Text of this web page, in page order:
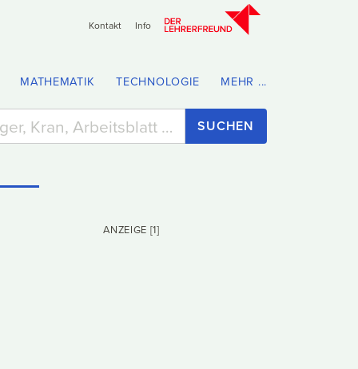
Kontakt Info
MATHEMATIK TECHNOLOGIE MEHR ...
SUCHEN
ANZEIGE [1]